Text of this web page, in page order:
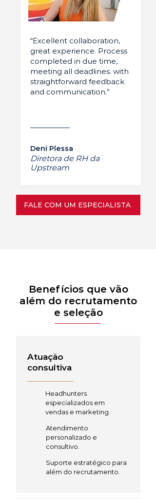
“Excellent collaboration,
great experience. Process
completed in due time,
meeting all deadlines. with
straightforward feedback
and communication.”
Deni Plessa
Diretora de RH da
Upstream
FALE COM UM ESPECIALISTA
Benefícios que vão
além do recrutamento
e seleção
Atuação
consultiva
Headhunters
especializados em
vendas e marketing.
Atendimento
personalizado e
consultivo.
Suporte estratégico para
além do recrutamento.